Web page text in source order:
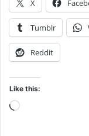
X
Tumblr
Reddit
Like this:
Loading…